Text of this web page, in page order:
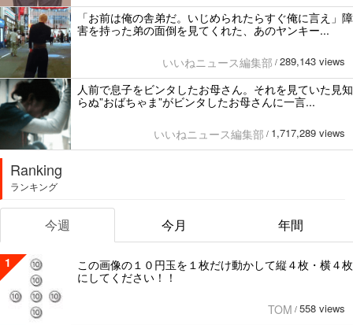
「お前は俺の舎弟だ。いじめられたらすぐ俺に言え」障
害を持った弟の面倒を見てくれた、あのヤンキー...
いいねニュース編集部 / 289,143 views
人前で息子をビンタしたお母さん。それを見ていた見知
らぬ”おばちゃま”がビンタしたお母さんに一言...
いいねニュース編集部 / 1,717,289 views
Ranking
ランキング
今週 今月 年間
1
この画像の１０円玉を１枚だけ動かして縦４枚・横４枚
にしてください！！
TOM / 558 views